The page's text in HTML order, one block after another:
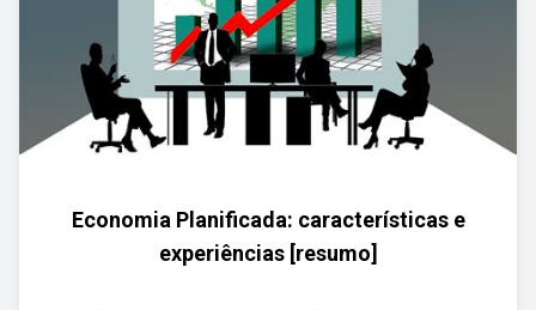
Economia Planificada: características e
experiências [resumo]